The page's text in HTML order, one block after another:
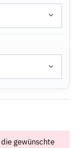
gewünschte